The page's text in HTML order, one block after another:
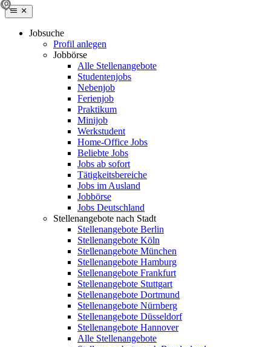
Jobsuche
Profil anlegen
Jobbörse
Alle Stellenangebote
Studentenjobs
Nebenjob
Ferienjob
Praktikum
Minijob
Werkstudent
Home-Office Jobs
Beliebte Jobs
Jobs ab sofort
Tätigkeitsbereiche
Jobs im Ausland
Jobbörse
Jobs Deutschland
Stellenangebote nach Stadt
Stellenangebote Berlin
Stellenangebote Köln
Stellenangebote München
Stellenangebote Hamburg
Stellenangebote Frankfurt
Stellenangebote Stuttgart
Stellenangebote Dortmund
Stellenangebote Nürnberg
Stellenangebote Düsseldorf
Stellenangebote Hannover
Alle Stellenangebote